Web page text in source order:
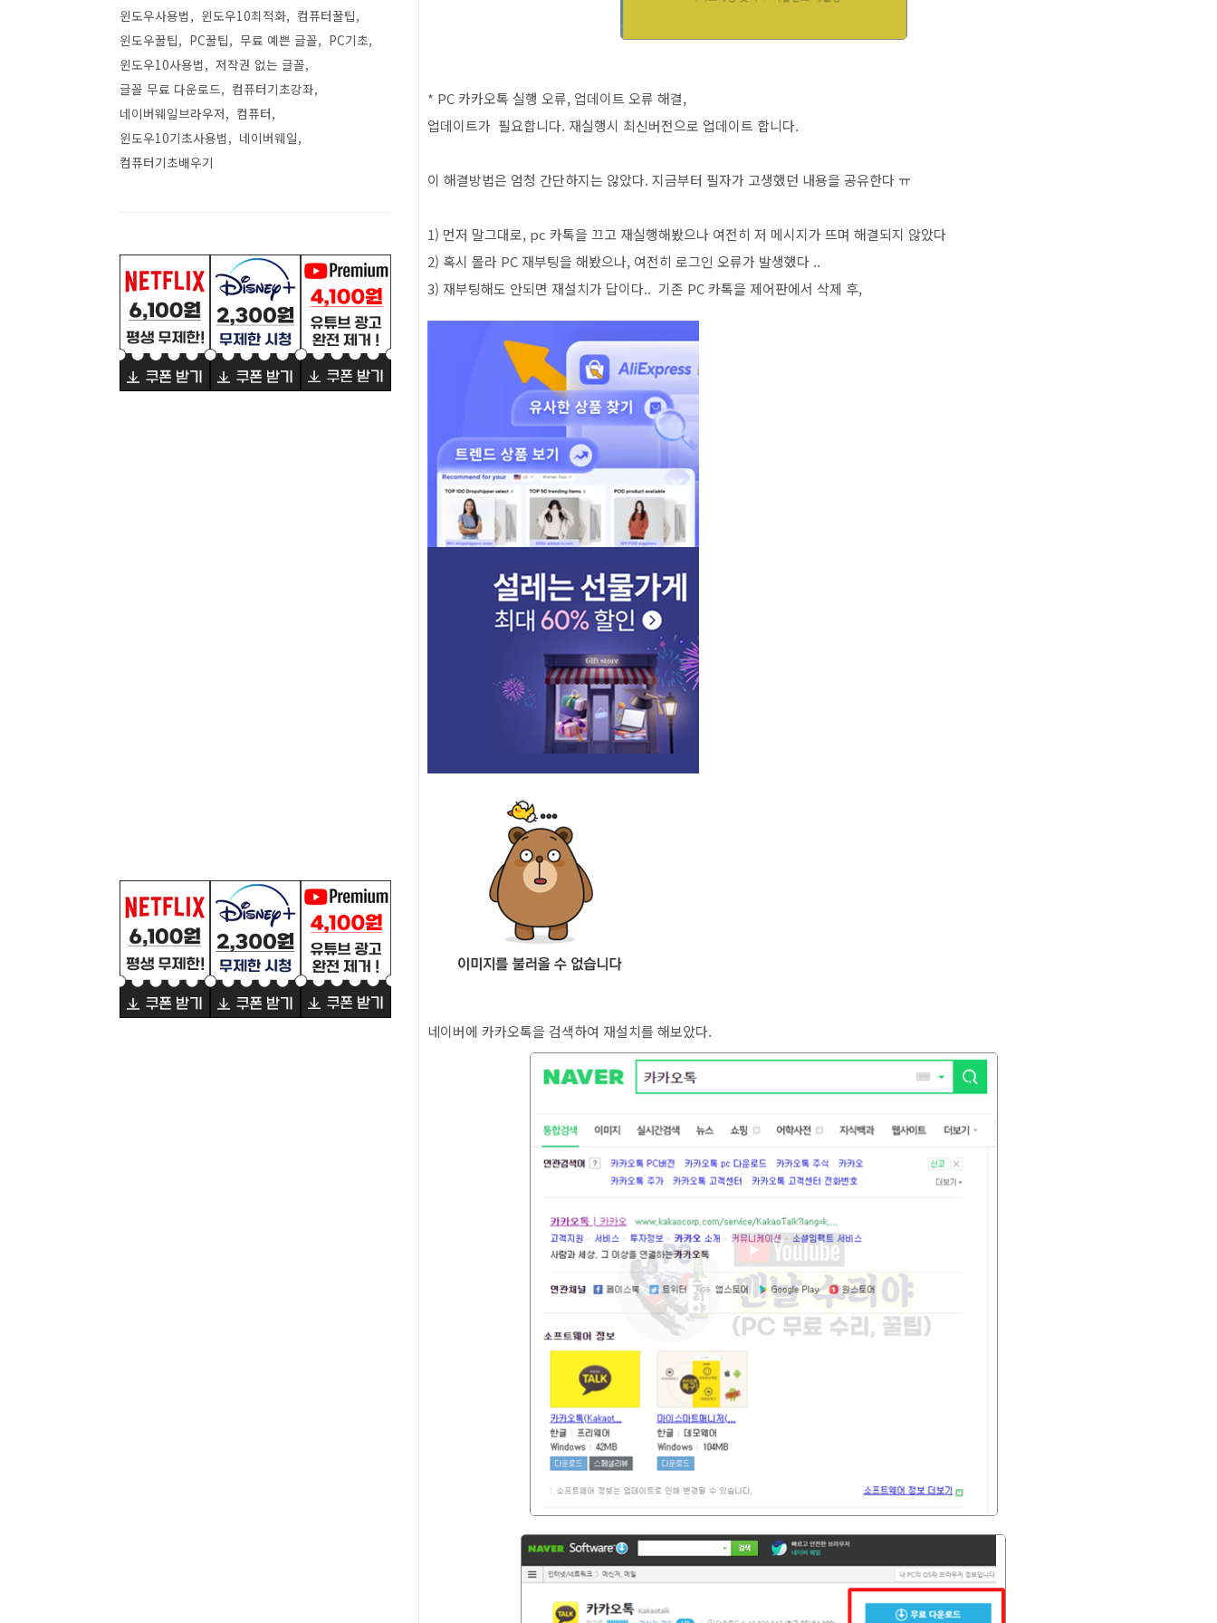
* PC 카카오톡 실행 오류, 업데이트 오류 해결,
업데이트가 필요합니다. 재실행시 최신버전으로 업데이트 합니다.
이 해결방법은 엄청 간단하지는 않았다. 지금부터 필자가 고생했던 내용을 공유한다 ㅠ
1) 먼저 말그대로, pc 카톡을 끄고 재실행해봤으나 여전히 저 메시지가 뜨며 해결되지 않았다
2) 혹시 몰라 PC 재부팅을 해봤으나, 여전히 로그인 오류가 발생했다 ..
3) 재부팅해도 안되면 재설치가 답이다.. 기존 PC 카톡을 제어판에서 삭제 후,
네이버에 카카오톡을 검색하여 재설치를 해보았다.
윈도우사용법 윈도우10최적화
컴퓨터꿀팁
윈도우꿀팁
PC꿀팁 무료 예쁜 글꼴
PC기초
윈도우10사용법
저작권 없는 글꼴
글꼴 무료 다운로드
컴퓨터기초강좌
네이버웨일브라우저
컴퓨터
윈도우10기초사용법
네이버웨일
컴퓨터기초배우기